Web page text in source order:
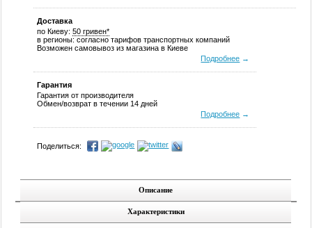
Доставка
по Киеву:50 гривен*
в регионы: согласно тарифов транспортных компаний
Возможен самовывоз из магазина в Киеве
Подробнее →
Гарантия
Гарантия от производителя
Обмен/возврат в течении 14 дней
Подробнее →
Поделиться:
Описание
Характеристики